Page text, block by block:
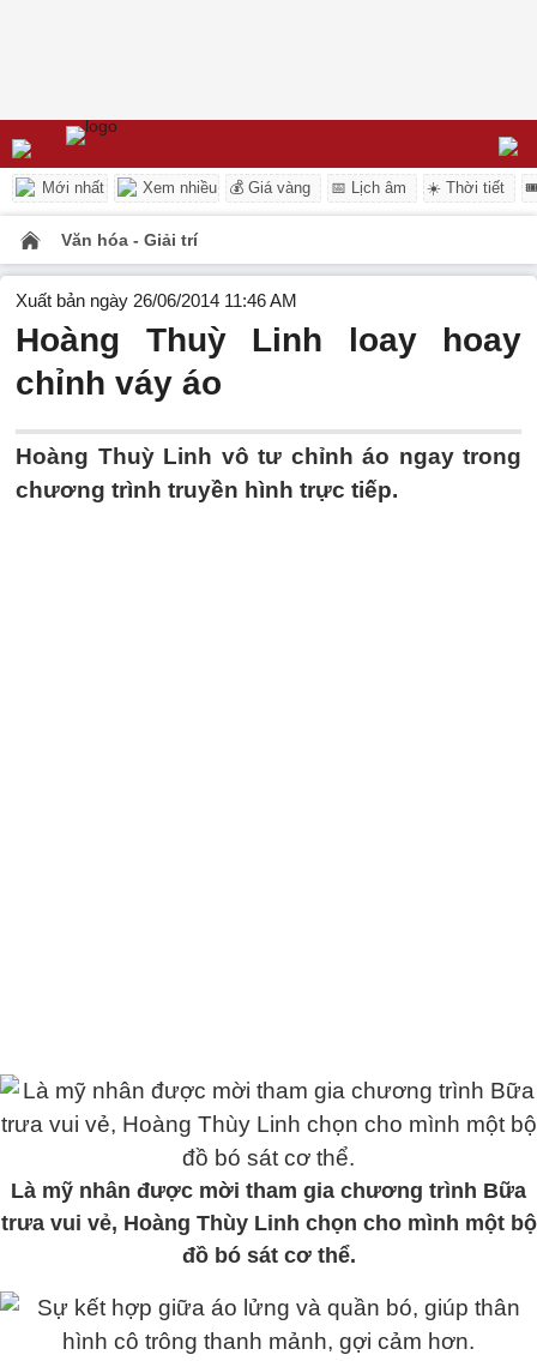
Mới nhất Xem nhiều 💰 Giá vàng 📅 Lịch âm ☀️ Thời tiết
Văn hóa - Giải trí
Xuất bản ngày 26/06/2014 11:46 AM
Hoàng Thuỳ Linh loay hoay
chỉnh váy áo
Hoàng Thuỳ Linh vô tư chỉnh áo ngay trong
chương trình truyền hình trực tiếp.
Là mỹ nhân được mời tham gia chương trình Bữa
trưa vui vẻ, Hoàng Thùy Linh chọn cho mình một bộ
đồ bó sát cơ thể.